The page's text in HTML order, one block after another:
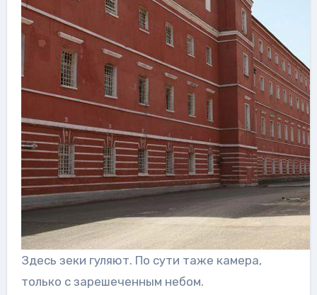
Здесь зеки гуляют. По сути таже камера,
только с зарешеченным небом.